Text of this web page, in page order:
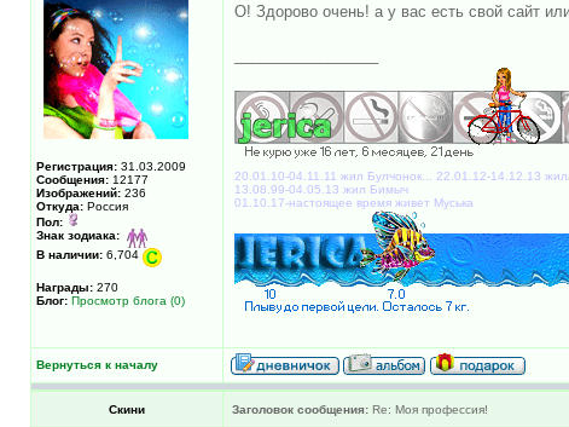
Регистрация: 31.03.2009
Сообщения: 12177
Изображений: 236
Откуда: Россия
Пол:
Знак зодиака:
В наличии: 6,704
Награды: 270
Блог: Просмотр блога (0)
О! Здорово очень! а у вас есть свой сайт
20.01.10-04.11.11 жил Булчонок... 22.01.12-14.12.13
13.08.99-04.05.13 жил Бимыч
01.10.17-настоящее время живет Муська
Вернуться к началу
Скини Заголовок сообщения: Re: Моя профессия!